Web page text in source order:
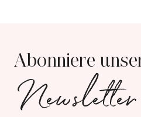
Abonniere
Newsletter